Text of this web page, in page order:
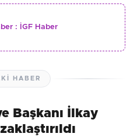
: İGF Haber
HABER
Başkanı İlkay